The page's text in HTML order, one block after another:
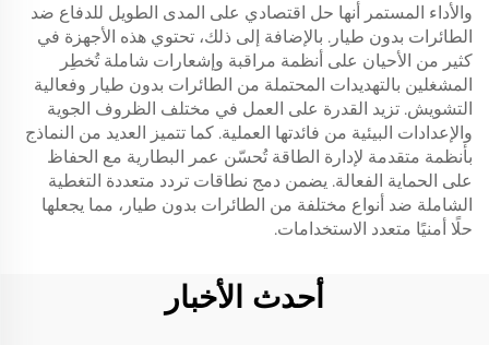
والأداء المستمر أنها حل اقتصادي على المدى الطويل للدفاع ضد
الطائرات بدون طيار. بالإضافة إلى ذلك، تحتوي هذه الأجهزة في
كثير من الأحيان على أنظمة مراقبة وإشعارات شاملة تُخطِر
المشغلين بالتهديدات المحتملة من الطائرات بدون طيار وفعالية
التشويش. تزيد القدرة على العمل في مختلف الظروف الجوية
والإعدادات البيئية من فائدتها العملية. كما تتميز العديد من النماذج
بأنظمة متقدمة لإدارة الطاقة تُحسّن عمر البطارية مع الحفاظ
على الحماية الفعالة. يضمن دمج نطاقات تردد متعددة التغطية
الشاملة ضد أنواع مختلفة من الطائرات بدون طيار، مما يجعلها
حلًا أمنيًا متعدد الاستخدامات.
أحدث الأخبار